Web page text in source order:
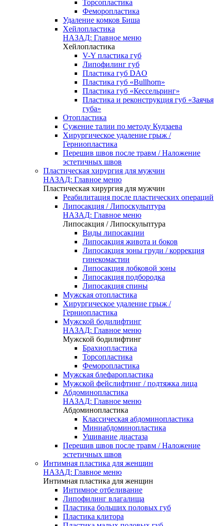
Торсопластика
Феморопластика
Удаление комков Биша
Хейлопластика
НАЗАД: Главное меню
Хейлопластика
V-Y пластика губ
Липофилинг губ
Пластика губ DAO
Пластика губ «Bullhorn»
Пластика губ «Кессельринг»
Пластика и реконструкция губ «Заячья
губа»
Отопластика
Сужение талии по методу Кудзаева
Хирургическое удаление грыж /
Герниопластика
Перешив швов после травм / Наложение
эстетичных швов
Пластическая хирургия для мужчин
НАЗАД: Главное меню
Пластическая хирургия для мужчин
Реабилитация после пластических операций
Липосакция / Липоскульптура
НАЗАД: Главное меню
Липосакция / Липоскульптура
Виды липосакции
Липосакция живота и боков
Липосакция зоны груди / коррекция
гинекомастии
Липосакция лобковой зоны
Липосакция подбородка
Липосакция спины
Мужская отопластика
Хирургическое удаление грыж /
Герниопластика
Мужской бодилифтинг
НАЗАД: Главное меню
Мужской бодилифтинг
Брахиопластика
Торсопластика
Феморопластика
Мужская блефаропластика
Мужской фейслифтинг / подтяжка лица
Абдоминопластика
НАЗАД: Главное меню
Абдоминопластика
Классическая абдоминопластика
Миниабдоминопластика
Ушивание диастаза
Перешив швов после травм / Наложение
эстетичных швов
Интимная пластика для женщин
НАЗАД: Главное меню
Интимная пластика для женщин
Интимное отбеливание
Липофилинг влагалища
Пластика больших половых губ
Пластика клитора